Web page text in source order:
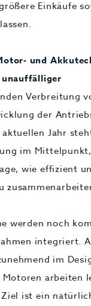
Einkäufe
und
Verbreitung
der
aktuellen Jahr
im
wie effizient
werden noch
integriert.
im
Motoren arbeiten
ist ein